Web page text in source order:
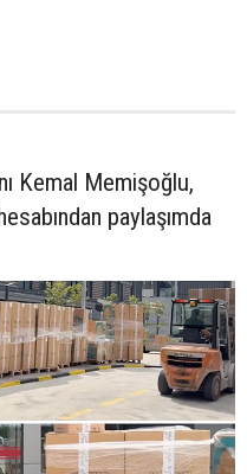
Kemal Memişoğlu,
paylaşımda